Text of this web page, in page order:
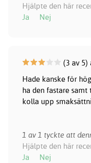
Hjälpte den här
Ja
Nej
(3 av 5)
Hade kanske för
ha den fastare samt
kolla upp
1 av 1 tyckte att
Hjälpte den här
Ja
Nej